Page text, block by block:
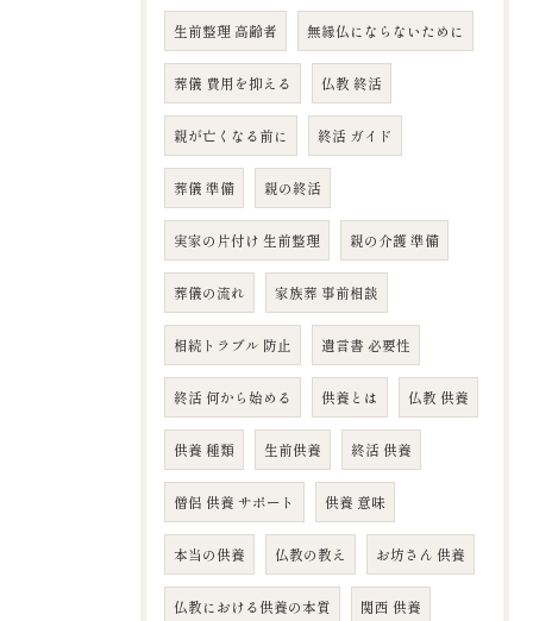
生前整理 高齢者 無縁仏にならないために
葬儀 費用を抑える 仏教 終活
親が亡くなる前に 終活 ガイド
葬儀 準備 親の終活
実家の片付け 生前整理 親の介護 準備
葬儀の流れ 家族葬 事前相談
相続トラブル 防止 遺言書 必要性
終活 何から始める 供養とは 仏教 供養
供養 種類 生前供養 終活 供養
僧侶 供養 サポート 供養 意味
本当の供養 仏教の教え お坊さん 供養
仏教における供養の本質 関西 供養